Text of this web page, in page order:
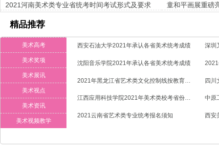
2021河南美术类专业省统考时间考试形式及要求
童和平画展重磅
精品推荐
美术高考
美术奖项
美术展讯
美术视点
美术资讯
美术视频教学
西安石油大学2021年承认各省美术统考成绩 深圳
沈阳音乐学院2021年承认各省美术统考成绩
2021年黑龙江省艺术类文化控制线按教育部规定执行
江西应用科技学院2021年美术类校考省份与专业 中原
2021云南省艺术类专业统考报名须知